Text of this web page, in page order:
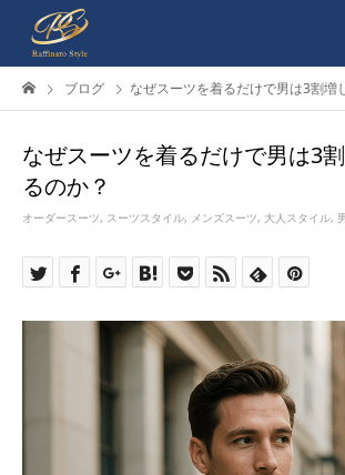
ブログ なぜスーツを着るだけで男は3割増
なぜスーツを着るだけで男は3
るのか？
オーダースーツ, スーツスタイル, メンズスーツ, 大人スタイル,